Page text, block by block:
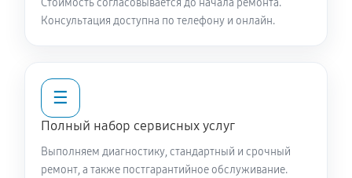
Стоимость согласовывается до начала ремонта.
Консультация доступна по телефону и онлайн.
☰
Полный набор сервисных услуг
Выполняем диагностику, стандартный и срочный
ремонт, а также постгарантийное обслуживание.